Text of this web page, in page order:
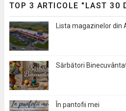
TOP 3 ARTICOLE "LAST 30
Lista magazinelor din
Sărbători
În pantofii mei